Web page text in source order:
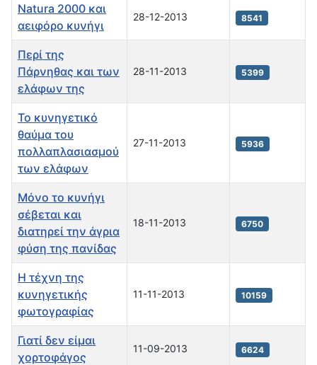
Natura 2000 και
αειφόρο κυνήγι
28-12-2013 8541
Περί της
Πάρνηθας και των
ελάφων της
28-11-2013 5399
Το κυνηγετικό
θαύμα του
πολλαπλασιασμού
των ελάφων
27-11-2013 5936
Μόνο το κυνήγι
σέβεται και
διατηρεί την άγρια
φύση της πανίδας
18-11-2013 6750
Η τέχνη της
κυνηγετικής
φωτογραφίας
11-11-2013 10159
Γιατί δεν είμαι
χορτοφάγος
11-09-2013 6624